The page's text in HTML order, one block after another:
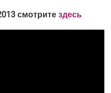
смотрите здесь